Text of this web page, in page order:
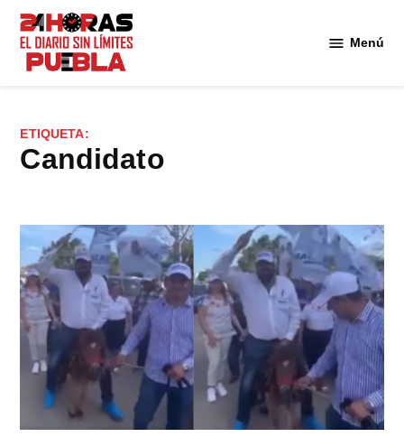
Saltar
contenido
Menú
ETIQUETA:
Candidato